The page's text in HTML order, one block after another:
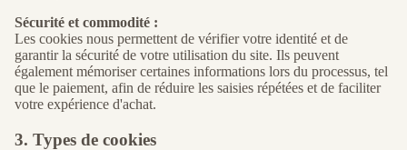
Sécurité et commodité :
Les cookies nous permettent de vérifier votre identité et de
garantir la sécurité de votre utilisation du site. Ils peuvent
également mémoriser certaines informations lors du processus, tel
que le paiement, afin de réduire les saisies répétées et de faciliter
votre expérience d'achat.
3. Types de cookies